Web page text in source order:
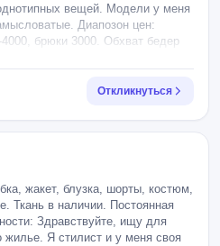
вещей. Модели у меня
Диапозон цен:
брюки 3000. Обхват бедер
Откликнуться
жакет, блузка, шорты, костюм,
Ткань в наличии. Постоянная
Здравствуйте, ищу для
жилье. Я стилист и у меня своя